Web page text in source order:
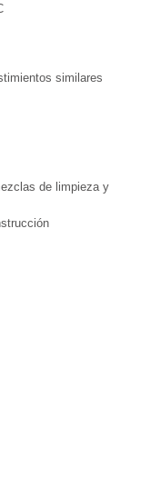
similares
de limpieza y